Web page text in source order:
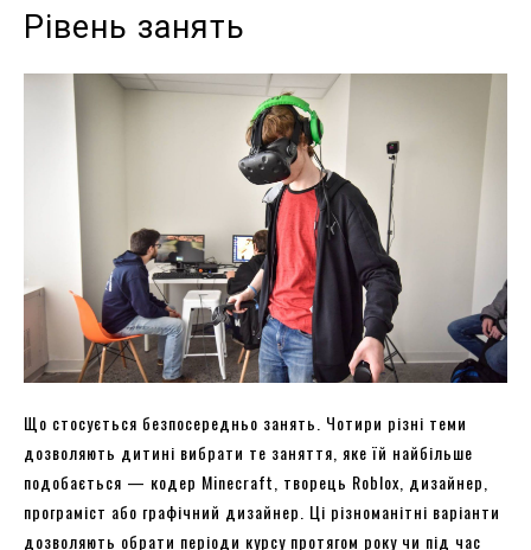
Рівень занять
Що стосується безпосередньо занять. Чотири різні теми
дозволяють дитині вибрати те заняття, яке їй найбільше
подобається — кодер Minecraft, творець Roblox, дизайнер,
програміст або графічний дизайнер. Ці різноманітні варіанти
дозволяють обрати періоди курсу протягом року чи під час